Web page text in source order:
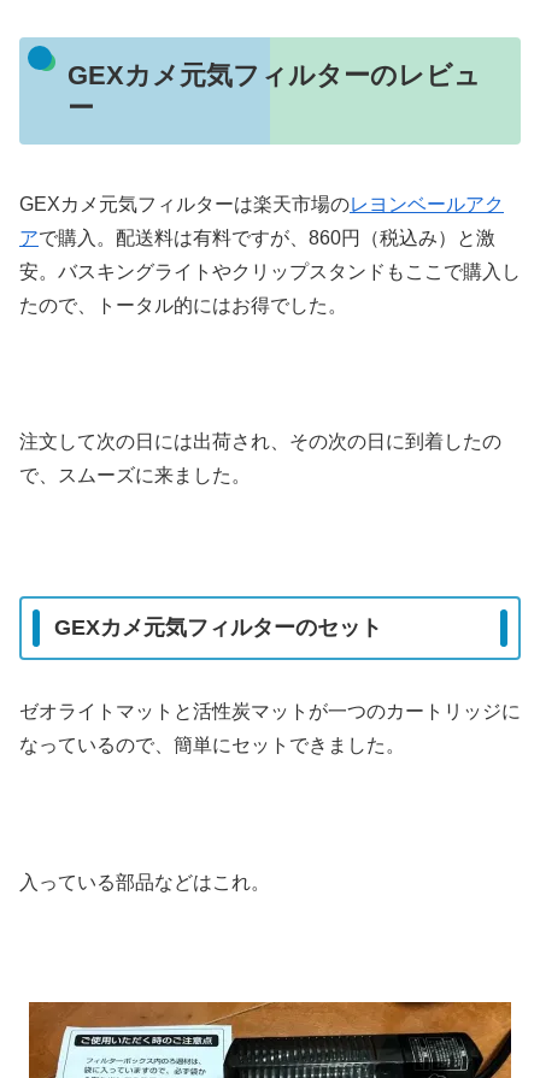
GEXカメ元気フィルターのレビュ
ー
GEXカメ元気フィルターは楽天市場のレヨンベールアク
アで購入。配送料は有料ですが、860円（税込み）と激
安。バスキングライトやクリップスタンドもここで購入し
たので、トータル的にはお得でした。
注文して次の日には出荷され、その次の日に到着したの
で、スムーズに来ました。
GEXカメ元気フィルターのセット
ゼオライトマットと活性炭マットが一つのカートリッジに
なっているので、簡単にセットできました。
入っている部品などはこれ。